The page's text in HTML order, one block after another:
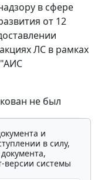
в сфере
от 12
ЛС в рамках
"АИС
не был
и
в силу,
версии системы